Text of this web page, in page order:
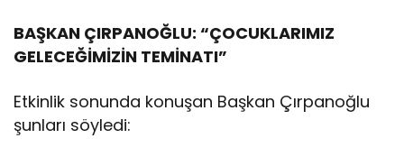
BAŞKAN ÇIRPANOĞLU: “ÇOCUKLARIMIZ
GELECEĞİMİZİN TEMİNATI”
Etkinlik sonunda konuşan Başkan Çırpanoğlu
şunları söyledi: